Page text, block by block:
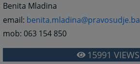
Benita Mladina
email: benita.mladina@pravosudje.ba
mob: 063 154 850
15991 VIEWS